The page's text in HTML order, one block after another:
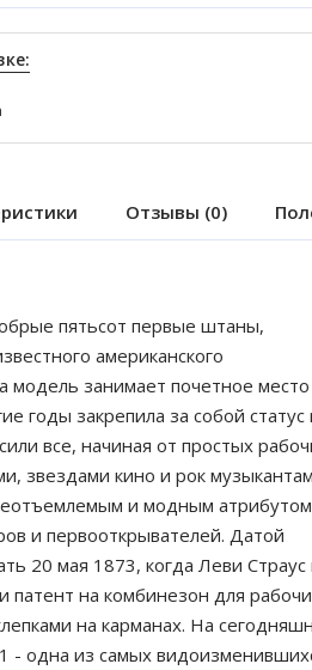
Отзывы (0)
пятьсот первые штаны,
американского
модель занимает почетное
годы закрепила за собой статус
все, начиная от простых
звездами кино и рок
и модным атрибутом
и первооткрывателей. Датой
20 мая 1873, когда Леви Страус
патент на комбинезон для
на карманах. На
- одна из самых